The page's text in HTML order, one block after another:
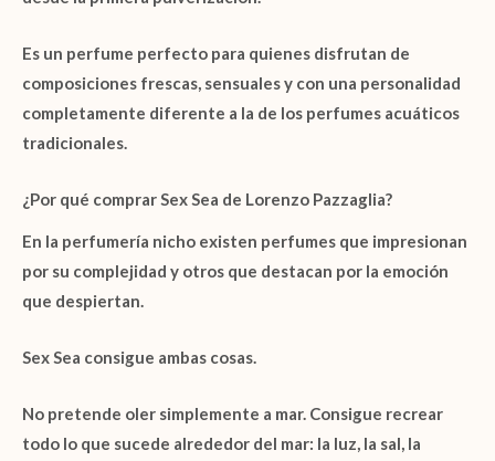
Es un perfume perfecto para quienes disfrutan de
composiciones frescas, sensuales y con una personalidad
completamente diferente a la de los perfumes acuáticos
tradicionales.
¿Por qué comprar Sex Sea de Lorenzo Pazzaglia?
En la perfumería nicho existen perfumes que impresionan
por su complejidad y otros que destacan por la emoción
que despiertan.
Sex Sea consigue ambas cosas.
No pretende oler simplemente a mar. Consigue recrear
todo lo que sucede alrededor del mar: la luz, la sal, la